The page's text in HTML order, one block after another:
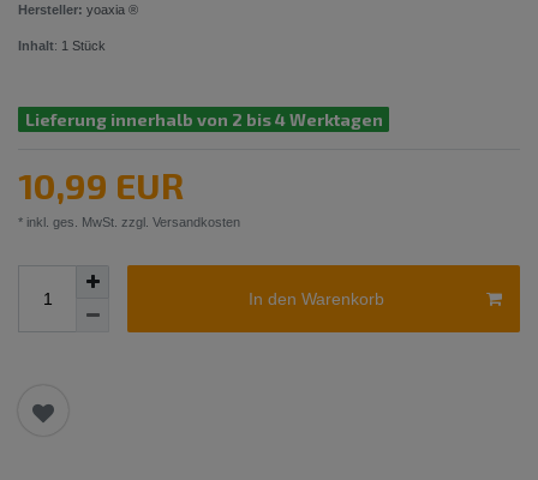
Hersteller: yoaxia ®
Inhalt: 1 Stück
Lieferung innerhalb von 2 bis 4 Werktagen
10,99 EUR
* inkl. ges. MwSt. zzgl. Versandkosten
In den Warenkorb